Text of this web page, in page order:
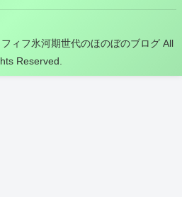
ィフ氷河期世代のほのぼのブログ All
Reserved.